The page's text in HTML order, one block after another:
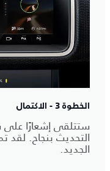
الخطوة 3 - الاكتمال
ستتلقى إشعارًا
التحديث بنجاح. لقد
الجديد.